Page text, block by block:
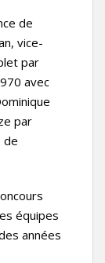
de
vice-
par
avec
par
de
équipes
années